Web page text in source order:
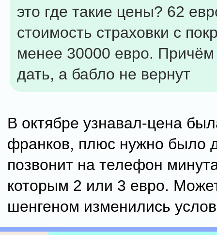
это где такие цены? 62
стоимость страховки с
менее 30000 евро. Причём
дать, а бабло не вернут
В октябре узнавал-цена
франков, плюс нужно было
позвонит на телефон
которым 2 или 3 евро.
шенгеном изменились